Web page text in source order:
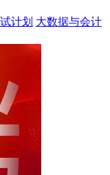
大数据与会计